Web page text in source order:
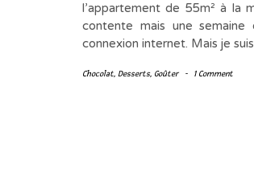
l’appartement de 55m² à la
contente mais une
connexion internet. Mais je
Chocolat, Desserts, Goûter - 1 Comment